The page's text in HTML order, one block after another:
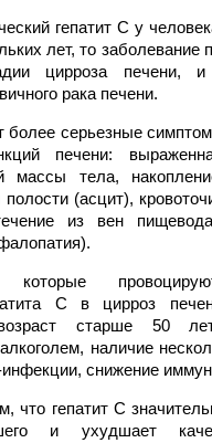
гепатит С у
лет, то заболевание
цирроза печени,
рака печени.
более серьезные
печени:
массы тела,
(асцит),
из вен
С в цирроз
старше 50
наличие
снижение
что гепатит С
и ухудшает